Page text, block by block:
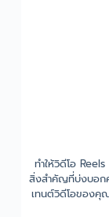
ทำให้วิดีโอ
สิ่งสำคัญที่บ่งบอก
เทนต์วิดีโอของคุ